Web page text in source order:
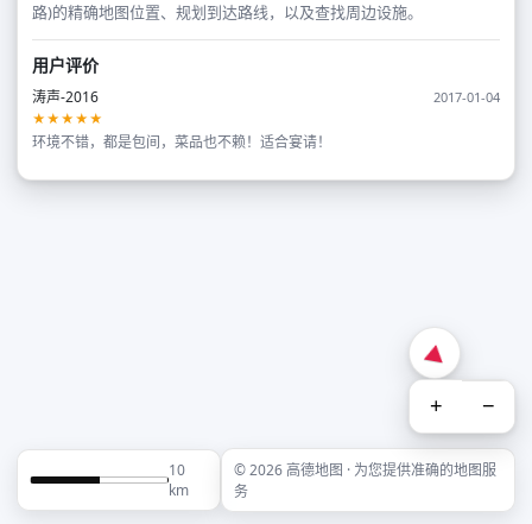
路)的精确地图位置、规划到达路线，以及查找周边设施。
用户评价
涛声-2016
2017-01-04
★★★★★
环境不错，都是包间，菜品也不赖！适合宴请！
+ −
10
km
© 2026 高德地图 · 为您提供准确的地图服
务